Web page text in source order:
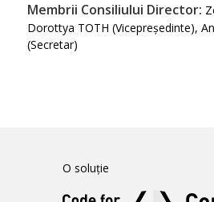
Membrii Consiliului Director:
Dorottya TOTH (Vicepreședinte),
(Secretar)
O soluție